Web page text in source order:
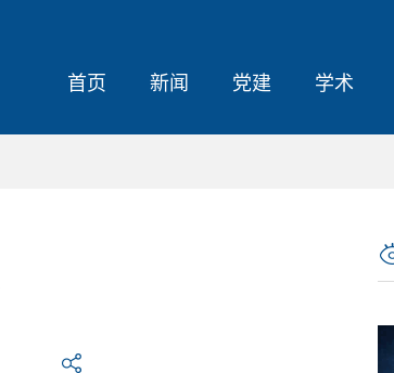
首页 新闻 党建 学术